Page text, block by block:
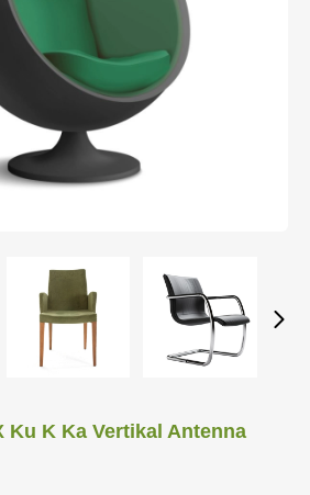
Ku K Ka Vertikal Antenna